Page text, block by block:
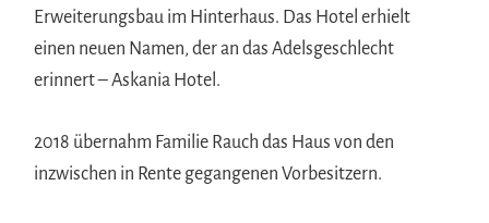
Erweiterungsbau im Hinterhaus. Das Hotel erhielt
einen neuen Namen, der an das Adelsgeschlecht
erinnert – Askania Hotel.
2018 übernahm Familie Rauch das Haus von den
inzwischen in Rente gegangenen Vorbesitzern.